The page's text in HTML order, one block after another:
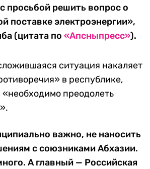
просьбой решить вопрос о
поставке электроэнергии»,
(цитата по «Апсныпресс»).
ситуация накаляет
в республике,
«необходимо преодолеть
важно, не наносить
с союзниками Абхазии.
А главный — Российская